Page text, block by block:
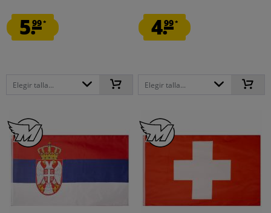
5.99*
Elegir talla...
4.99*
Elegir talla...